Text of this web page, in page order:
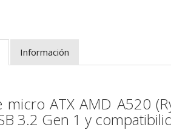
Información
micro ATX AMD A520
3.2 Gen 1 y